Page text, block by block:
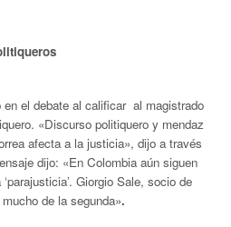
el debate al calificar al magistrado
«Discurso politiquero y mendaz
afecta a la justicia», dijo a través
dijo: «En Colombia aún siguen
Giorgio Sale, socio de
de la segunda».